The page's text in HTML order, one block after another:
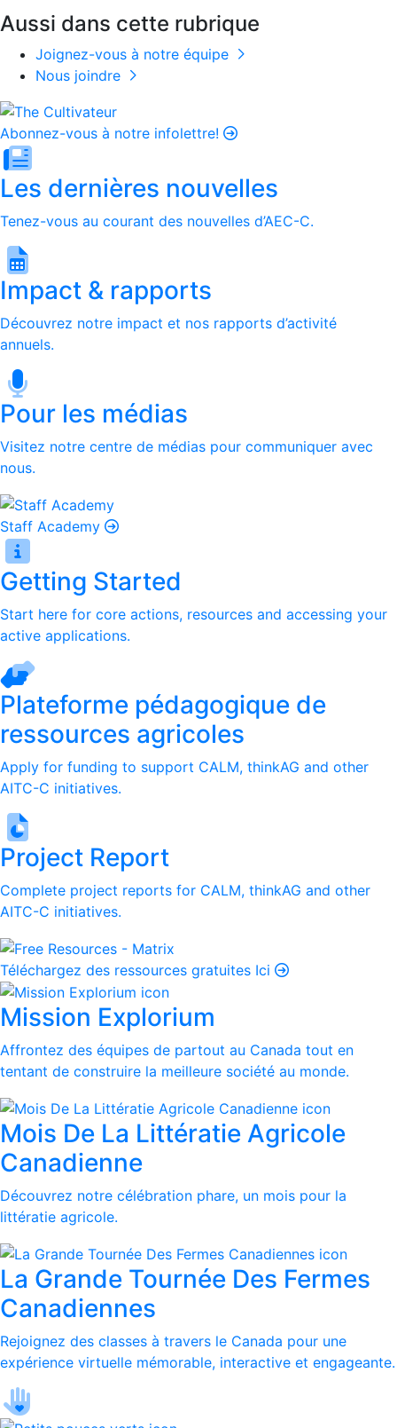
Aussi dans cette rubrique
Joignez-vous à notre équipe
Nous joindre
Abonnez-vous à notre infolettre!
Les dernières nouvelles
Tenez-vous au courant des nouvelles d’AEC-C.
Impact & rapports
Découvrez notre impact et nos rapports d’activité
annuels.
Pour les médias
Visitez notre centre de médias pour communiquer avec
nous.
Staff Academy
Getting Started
Start here for core actions, resources and accessing your
active applications.
Plateforme pédagogique de
ressources agricoles
Apply for funding to support CALM, thinkAG and other
AITC-C initiatives.
Project Report
Complete project reports for CALM, thinkAG and other
AITC-C initiatives.
Téléchargez des ressources gratuites Ici
Mission Explorium
Affrontez des équipes de partout au Canada tout en
tentant de construire la meilleure société au monde.
Mois De La Littératie Agricole
Canadienne
Découvrez notre célébration phare, un mois pour la
littératie agricole.
La Grande Tournée Des Fermes
Canadiennes
Rejoignez des classes à travers le Canada pour une
expérience virtuelle mémorable, interactive et engageante.